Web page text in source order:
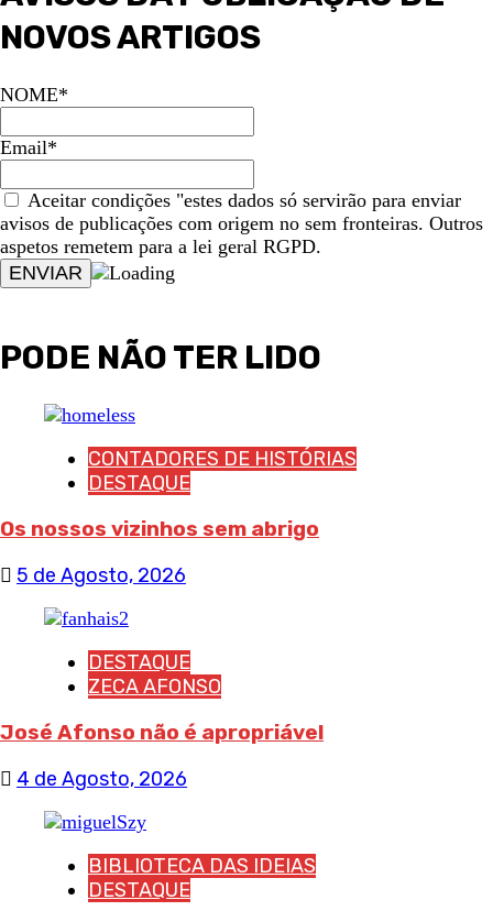
NOVOS ARTIGOS
NOME*
Email*
Aceitar condições "estes dados só servirão para enviar
avisos de publicações com origem no sem fronteiras. Outros
aspetos remetem para a lei geral RGPD.
PODE NÃO TER LIDO
CONTADORES DE HISTÓRIAS
DESTAQUE
Os nossos vizinhos sem abrigo
5 de Agosto, 2026
DESTAQUE
ZECA AFONSO
José Afonso não é apropriável
4 de Agosto, 2026
BIBLIOTECA DAS IDEIAS
DESTAQUE